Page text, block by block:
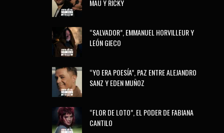
MAU Y RICKY
“SALVADOR”, EMMANUEL HORVILLEUR Y
LEÓN GIECO
“YO ERA POESÍA”, PAZ ENTRE ALEJANDRO
SANZ Y EDEN MUÑOZ
“FLOR DE LOTO”, EL PODER DE FABIANA
CANTILO